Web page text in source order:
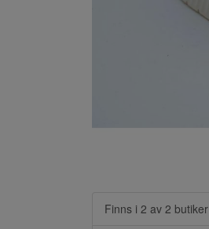
Finns i 2 av 2 butiker